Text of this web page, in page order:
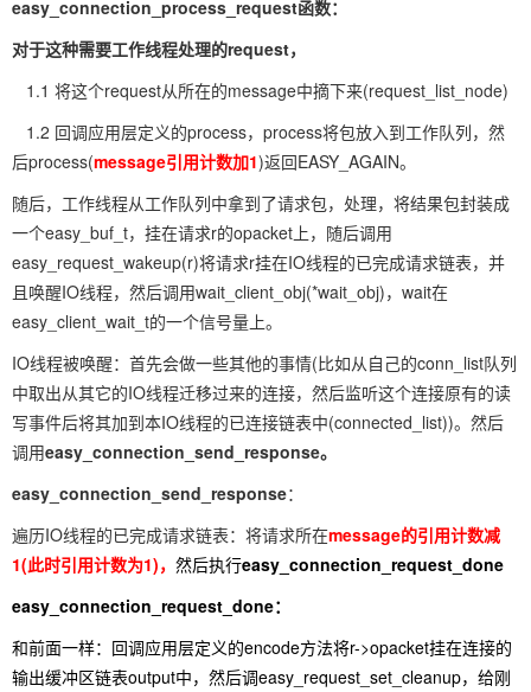
easy_connection_process_request函数：
对于这种需要工作线程处理的request，
1.1 将这个request从所在的message中摘下来(request_list_node)
1.2 回调应用层定义的process，process将包放入到工作队列，然
后process(message引用计数加1)返回EASY_AGAIN。
随后，工作线程从工作队列中拿到了请求包，处理，将结果包封装成
一个easy_buf_t，挂在请求r的opacket上，随后调用
easy_request_wakeup(r)将请求r挂在IO线程的已完成请求链表，并
且唤醒IO线程，然后调用wait_client_obj(*wait_obj)，wait在
easy_client_wait_t的一个信号量上。
IO线程被唤醒：首先会做一些其他的事情(比如从自己的conn_list队列
中取出从其它的IO线程迁移过来的连接，然后监听这个连接原有的读
写事件后将其加到本IO线程的已连接链表中(connected_list))。然后
调用easy_connection_send_response。
easy_connection_send_response：
遍历IO线程的已完成请求链表：将请求所在message的引用计数减
1(此时引用计数为1)， 然后执行easy_connection_request_done
easy_connection_request_done：
和前面一样：回调应用层定义的encode方法将r->opacket挂在连接的
输出缓冲区链表output中，然后调easy_request_set_cleanup，给刚